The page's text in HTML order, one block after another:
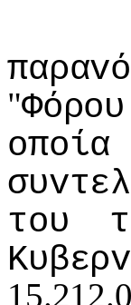
"Φόρoυ
oπoία
τoυ